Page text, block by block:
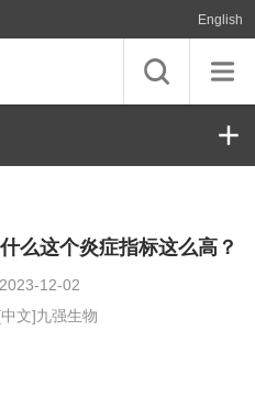
English
么这个炎症指标这么高？
12-02
文]九强生物